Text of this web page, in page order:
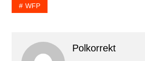
WFP
Polkorrekt